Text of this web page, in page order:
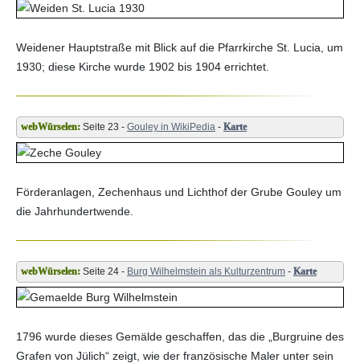
Weidener Hauptstraße mit Blick auf die Pfarrkirche St. Lucia, um
1930; diese Kirche wurde 1902 bis 1904 errichtet.
Seite 23 - Gouley in WikiPedia - Karte
Förderanlagen, Zechenhaus und Lichthof der Grube Gouley um
die Jahrhundertwende.
Seite 24 - Burg Wilhelmstein als Kulturzentrum - Karte
1796 wurde dieses Gemälde geschaffen, das die „Burgruine des
Grafen von Jülich“ zeigt, wie der französische Maler unter sein